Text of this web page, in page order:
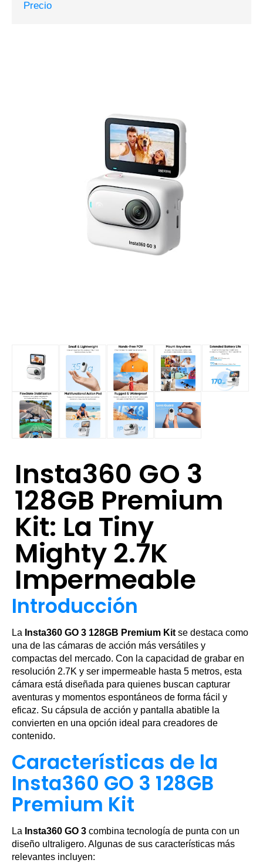
Precio
Insta360 GO 3
128GB Premium
Kit: La Tiny
Mighty 2.7K
Impermeable
Introducción
La Insta360 GO 3 128GB Premium Kit se destaca como
una de las cámaras de acción más versátiles y
compactas del mercado. Con la capacidad de grabar en
resolución 2.7K y ser impermeable hasta 5 metros, esta
cámara está diseñada para quienes buscan capturar
aventuras y momentos espontáneos de forma fácil y
eficaz. Su cápsula de acción y pantalla abatible la
convierten en una opción ideal para creadores de
contenido.
Características de la
Insta360 GO 3 128GB
Premium Kit
La Insta360 GO 3 combina tecnología de punta con un
diseño ultraligero. Algunas de sus características más
relevantes incluyen: